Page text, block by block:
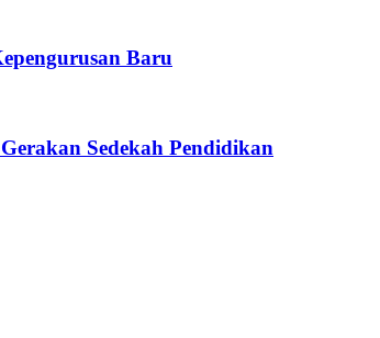
Baru
Sedekah Pendidikan